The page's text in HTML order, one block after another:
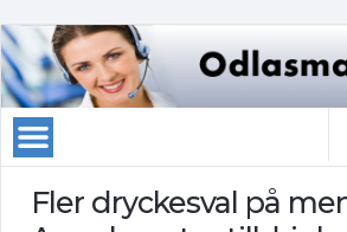
Fler dryckesval på